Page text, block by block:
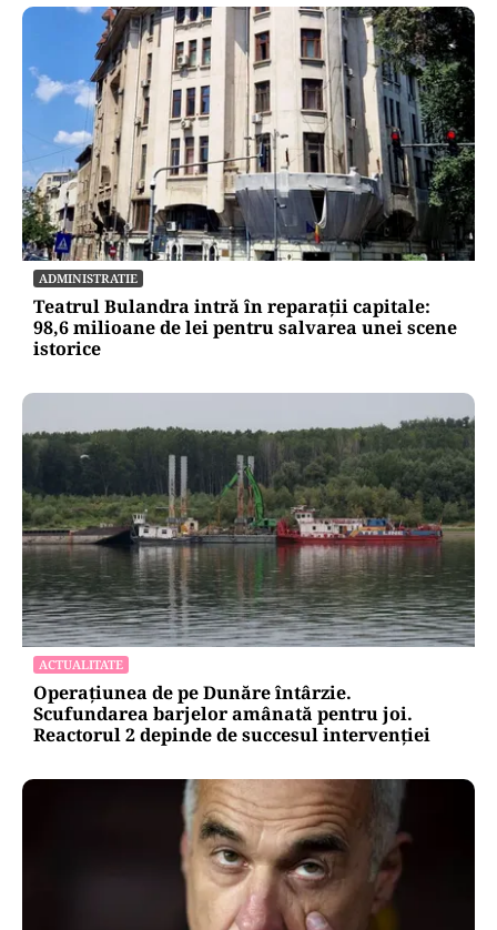
ADMINISTRATIE
Teatrul Bulandra intră în reparații capitale:
98,6 milioane de lei pentru salvarea unei scene
istorice
ACTUALITATE
Operațiunea de pe Dunăre întârzie.
Scufundarea barjelor amânată pentru joi.
Reactorul 2 depinde de succesul intervenției